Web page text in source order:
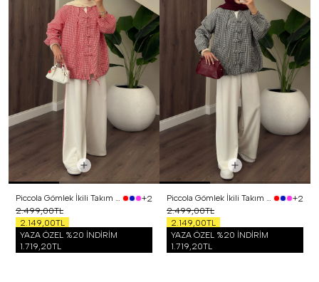
Piccola Gömlek İkili Takım Kırmızı
+2
2.499,00TL
2.149,00TL
YAZA ÖZEL %20 İNDİRİM
1.719,20TL
Piccola Gömlek İkili Takım Siyah
+2
2.499,00TL
2.149,00TL
YAZA ÖZEL %20 İNDİRİM
1.719,20TL